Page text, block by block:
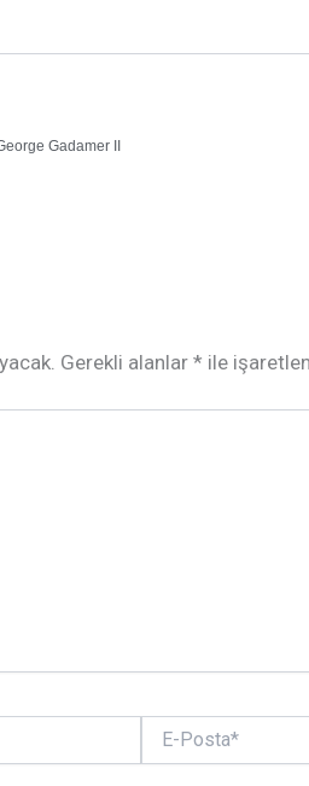
Gadamer II
Gerekli alanlar * ile
Posta*